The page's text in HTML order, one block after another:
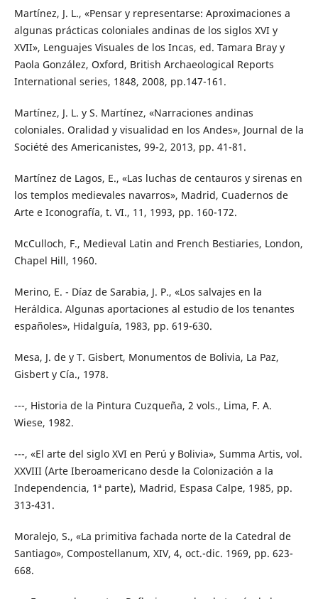
Martínez, J. L., «Pensar y representarse: Aproximaciones a
algunas prácticas coloniales andinas de los siglos XVI y
XVII», Lenguajes Visuales de los Incas, ed. Tamara Bray y
Paola González, Oxford, British Archaeological Reports
International series, 1848, 2008, pp.147-161.
Martínez, J. L. y S. Martínez, «Narraciones andinas
coloniales. Oralidad y visualidad en los Andes», Journal de la
Société des Americanistes, 99-2, 2013, pp. 41-81.
Martínez de Lagos, E., «Las luchas de centauros y sirenas en
los templos medievales navarros», Madrid, Cuadernos de
Arte e Iconografía, t. VI., 11, 1993, pp. 160-172.
McCulloch, F., Medieval Latin and French Bestiaries, London,
Chapel Hill, 1960.
Merino, E. - Díaz de Sarabia, J. P., «Los salvajes en la
Heráldica. Algunas aportaciones al estudio de los tenantes
españoles», Hidalguía, 1983, pp. 619-630.
Mesa, J. de y T. Gisbert, Monumentos de Bolivia, La Paz,
Gisbert y Cía., 1978.
---, Historia de la Pintura Cuzqueña, 2 vols., Lima, F. A.
Wiese, 1982.
---, «El arte del siglo XVI en Perú y Bolivia», Summa Artis, vol.
XXVIII (Arte Iberoamericano desde la Colonización a la
Independencia, 1ª parte), Madrid, Espasa Calpe, 1985, pp.
313-431.
Moralejo, S., «La primitiva fachada norte de la Catedral de
Santiago», Compostellanum, XIV, 4, oct.-dic. 1969, pp. 623-
668.